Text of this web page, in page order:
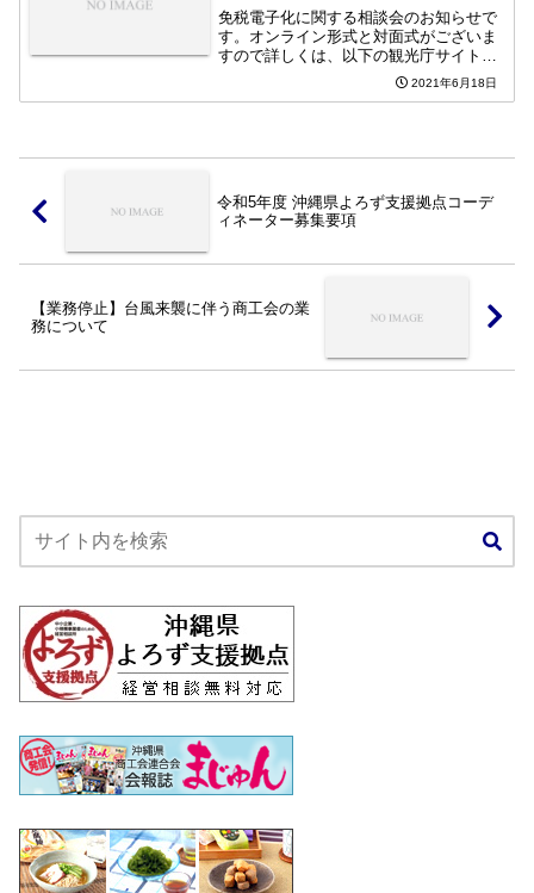
免税電子化に関する相談会のお知らせで
す。オンライン形式と対面式がございま
すので詳しくは、以下の観光庁サイトよ
りご確認ください。＜相談会の概要＞■
オンライン相談会：6/29（火）～
2021年6月18日
令和5年度 沖縄県よろず支援拠点コーデ
ィネーター募集要項
【業務停止】台風来襲に伴う商工会の業
務について